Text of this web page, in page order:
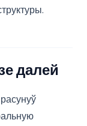
далей